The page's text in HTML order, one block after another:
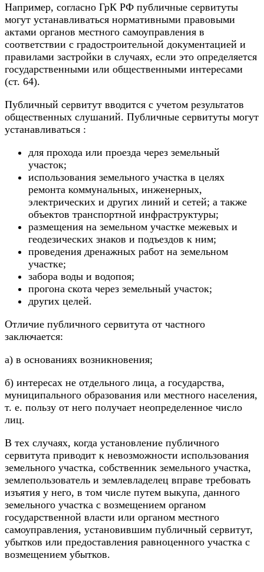
Например, согласно ГрК РФ публичные сервитуты
могут устанавливаться нормативными правовыми
актами органов местного самоуправления в
соответствии с градостроительной документацией и
правилами застройки в случаях, если это определяется
государственными или общественными интересами
(ст. 64).
Публичный сервитут вводится с учетом результатов
общественных слушаний. Публичные сервитуты могут
устанавливаться :
для прохода или проезда через земельный
участок;
использования земельного участка в целях
ремонта коммунальных, инженерных,
электрических и других линий и сетей; а также
объектов транспортной инфраструктуры;
размещения на земельном участке межевых и
геодезических знаков и подъездов к ним;
проведения дренажных работ на земельном
участке;
забора воды и водопоя;
прогона скота через земельный участок;
других целей.
Отличие публичного сервитута от частного
заключается:
а) в основаниях возникновения;
б) интересах не отдельного лица, а государства,
муниципального образования или местного населения,
т. е. пользу от него получает неопределенное число
лиц.
В тех случаях, когда установление публичного
сервитута приводит к невозможности использования
земельного участка, собственник земельного участка,
землепользователь и землевладелец вправе требовать
изъятия у него, в том числе путем выкупа, данного
земельного участка с возмещением органом
государственной власти или органом местного
самоуправления, установившим публичный сервитут,
убытков или предоставления равноценного участка с
возмещением убытков.